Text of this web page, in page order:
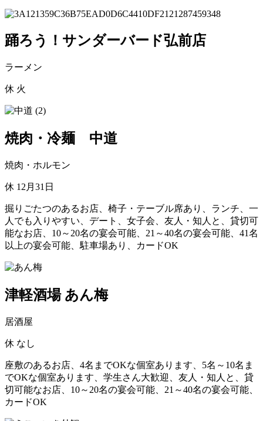
踊ろう！サンダーバード弘前店
ラーメン
休 火
焼肉・冷麺 中道
焼肉・ホルモン
休 12月31日
掘りごたつのあるお店、椅子・テーブル席あり、ランチ、一
人でも入りやすい、デート、女子会、友人・知人と、貸切可
能なお店、10～20名の宴会可能、21～40名の宴会可能、41名
以上の宴会可能、駐車場あり、カードOK
津軽酒場 あん梅
居酒屋
休 なし
座敷のあるお店、4名までOKな個室あります、5名～10名ま
でOKな個室あります、学生さん大歓迎、友人・知人と、貸
切可能なお店、10～20名の宴会可能、21～40名の宴会可能、
カードOK